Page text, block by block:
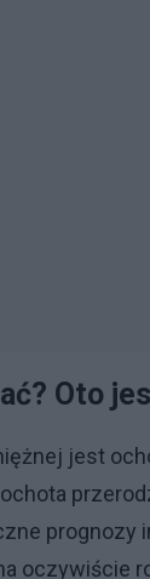
Oto
jest
prognozy
oczywiście